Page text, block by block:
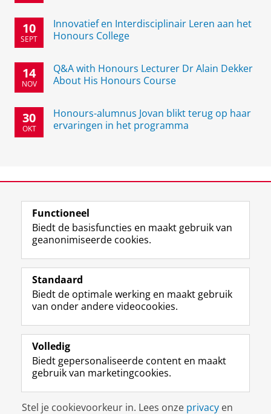
10
SEPT
Innovatief en Interdisciplinair Leren aan het
Honours College
14
NOV
Q&A with Honours Lecturer Dr Alain Dekker
About His Honours Course
30
OKT
Honours-alumnus Jovan blikt terug op haar
ervaringen in het programma
View this page in:English
Volg de RUG
F
a
e
b
o
p
a
i
n
L
i
k
e
I
-
p
g
i
R
S
-
f
e
R
k
s
I
n
t
r
m
c
c
Y
o
T
e
k
a
a
Studiekiezers
Alumni
Over ons
Disclaimer & Copyright
Functioneel
Biedt de basisfuncties en maakt gebruik van
geanonimiseerde cookies.
Standaard
Biedt de optimale werking en maakt gebruik
van onder andere videocookies.
Volledig
Biedt gepersonaliseerde content en maakt
gebruik van marketingcookies.
Stel je cookievoorkeur in. Lees onze privacy en